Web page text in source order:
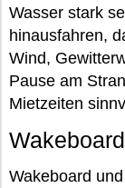
Wasser stark
hinausfahren,
Wind,
Pause am
Mietzeiten
Wakeboard